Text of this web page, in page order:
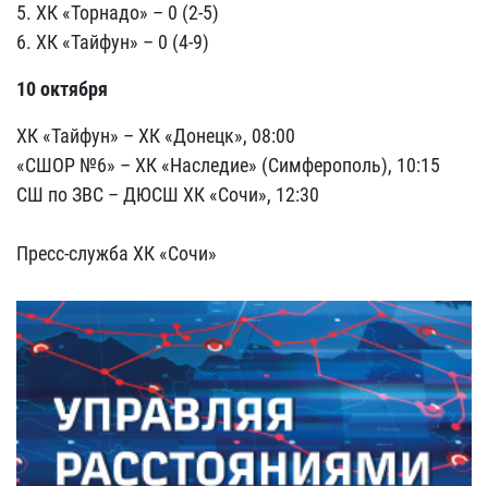
5. ХК «Торнадо» – 0 (2-5)
6. ХК «Тайфун» – 0 (4-9)
10 октября
ХК «Тайфун» – ХК «Донецк», 08:00
«СШОР №6» – ХК «Наследие» (Симферополь), 10:15
СШ по ЗВС – ДЮСШ ХК «Сочи», 12:30
Пресс-служба ХК «Сочи»